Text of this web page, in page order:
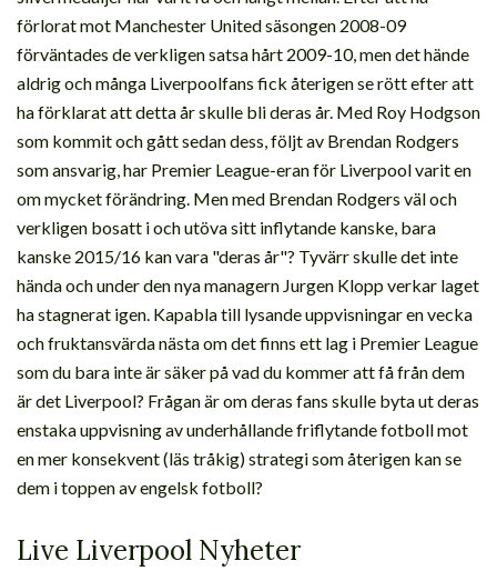
förlorat mot Manchester United säsongen 2008-09
förväntades de verkligen satsa hårt 2009-10, men det hände
aldrig och många Liverpoolfans fick återigen se rött efter att
ha förklarat att detta år skulle bli deras år. Med Roy Hodgson
som kommit och gått sedan dess, följt av Brendan Rodgers
som ansvarig, har Premier League-eran för Liverpool varit en
om mycket förändring. Men med Brendan Rodgers väl och
verkligen bosatt i och utöva sitt inflytande kanske, bara
kanske 2015/16 kan vara "deras år"? Tyvärr skulle det inte
hända och under den nya managern Jurgen Klopp verkar laget
ha stagnerat igen. Kapabla till lysande uppvisningar en vecka
och fruktansvärda nästa om det finns ett lag i Premier League
som du bara inte är säker på vad du kommer att få från dem
är det Liverpool? Frågan är om deras fans skulle byta ut deras
enstaka uppvisning av underhållande friflytande fotboll mot
en mer konsekvent (läs tråkig) strategi som återigen kan se
dem i toppen av engelsk fotboll?
Live Liverpool Nyheter